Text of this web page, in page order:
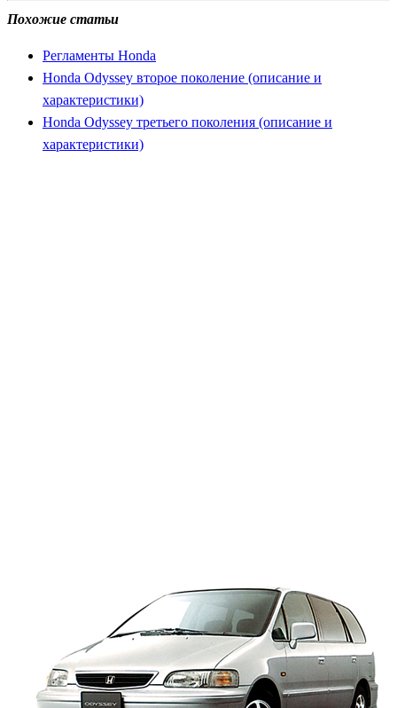
Похожие статьи
Регламенты Honda
Honda Odyssey второе поколение (описание и
характеристики)
Honda Odyssey третьего поколения (описание и
характеристики)